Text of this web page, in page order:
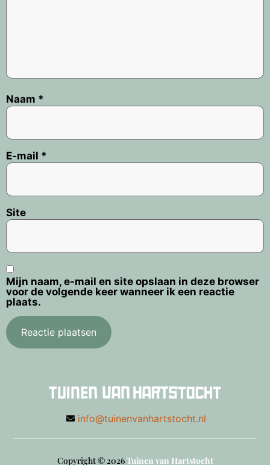
Naam *
E-mail *
Site
Mijn naam, e-mail en site opslaan in deze browser
voor de volgende keer wanneer ik een reactie
plaats.
info@tuinenvanhartstocht.nl
Copyright © 2026Tuinen van Hartstocht